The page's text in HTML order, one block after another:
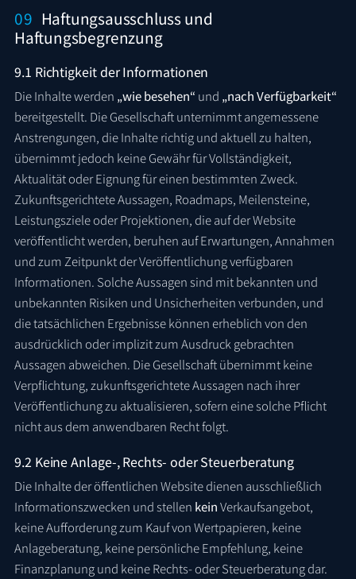
09 Haftungsausschluss und
Haftungsbegrenzung
9.1 Richtigkeit der Informationen
Die Inhalte werden „wie besehen“ und „nach Verfügbarkeit“
bereitgestellt. Die Gesellschaft unternimmt angemessene
Anstrengungen, die Inhalte richtig und aktuell zu halten,
übernimmt jedoch keine Gewähr für Vollständigkeit,
Aktualität oder Eignung für einen bestimmten Zweck.
Zukunftsgerichtete Aussagen, Roadmaps, Meilensteine,
Leistungsziele oder Projektionen, die auf der Website
veröffentlicht werden, beruhen auf Erwartungen, Annahmen
und zum Zeitpunkt der Veröffentlichung verfügbaren
Informationen. Solche Aussagen sind mit bekannten und
unbekannten Risiken und Unsicherheiten verbunden, und
die tatsächlichen Ergebnisse können erheblich von den
ausdrücklich oder implizit zum Ausdruck gebrachten
Aussagen abweichen. Die Gesellschaft übernimmt keine
Verpflichtung, zukunftsgerichtete Aussagen nach ihrer
Veröffentlichung zu aktualisieren, sofern eine solche Pflicht
nicht aus dem anwendbaren Recht folgt.
9.2 Keine Anlage-, Rechts- oder Steuerberatung
Die Inhalte der öffentlichen Website dienen ausschließlich
Informationszwecken und stellen keinVerkaufsangebot,
keine Aufforderung zum Kauf von Wertpapieren, keine
Anlageberatung, keine persönliche Empfehlung, keine
Finanzplanung und keine Rechts- oder Steuerberatung dar.